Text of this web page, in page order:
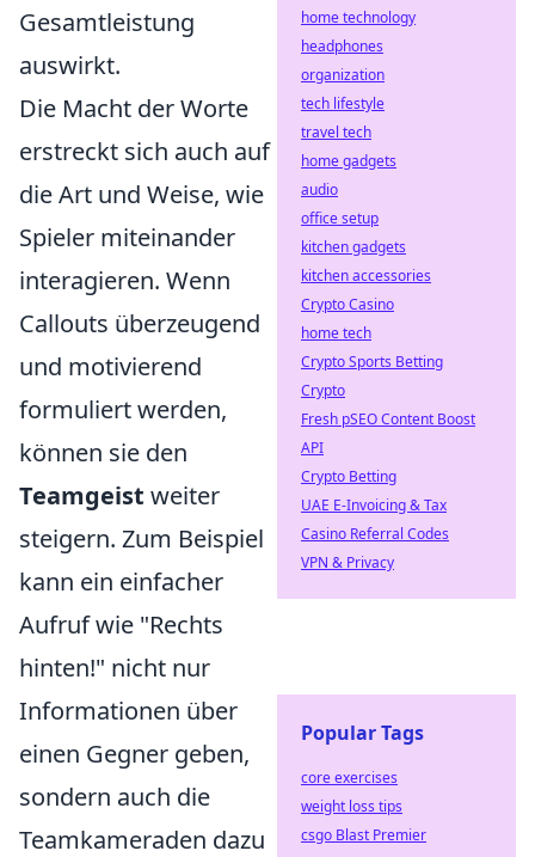
Gesamtleistung
auswirkt.
Die Macht der Worte
erstreckt sich auch auf
die Art und Weise, wie
Spieler miteinander
interagieren. Wenn
Callouts überzeugend
und motivierend
formuliert werden,
können sie den
Teamgeist weiter
steigern. Zum Beispiel
kann ein einfacher
Aufruf wie "Rechts
hinten!" nicht nur
Informationen über
einen Gegner geben,
sondern auch die
Teamkameraden dazu
home technology
headphones
organization
tech lifestyle
travel tech
home gadgets
audio
office setup
kitchen gadgets
kitchen accessories
Crypto Casino
home tech
Crypto Sports Betting
Crypto
Fresh pSEO Content Boost
API
Crypto Betting
UAE E-Invoicing & Tax
Casino Referral Codes
VPN & Privacy
Popular Tags
core exercises
weight loss tips
csgo Blast Premier